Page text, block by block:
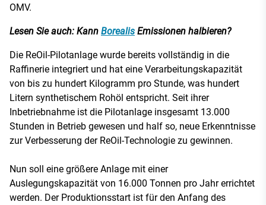
OMV.
Lesen Sie auch: Kann Borealis Emissionen halbieren?
Die ReOil-Pilotanlage wurde bereits vollständig in die
Raffinerie integriert und hat eine Verarbeitungskapazität
von bis zu hundert Kilogramm pro Stunde, was hundert
Litern synthetischem Rohöl entspricht. Seit ihrer
Inbetriebnahme ist die Pilotanlage insgesamt 13.000
Stunden in Betrieb gewesen und half so, neue Erkenntnisse
zur Verbesserung der ReOil-Technologie zu gewinnen.
Nun soll eine größere Anlage mit einer
Auslegungskapazität von 16.000 Tonnen pro Jahr errichtet
werden. Der Produktionsstart ist für den Anfang des